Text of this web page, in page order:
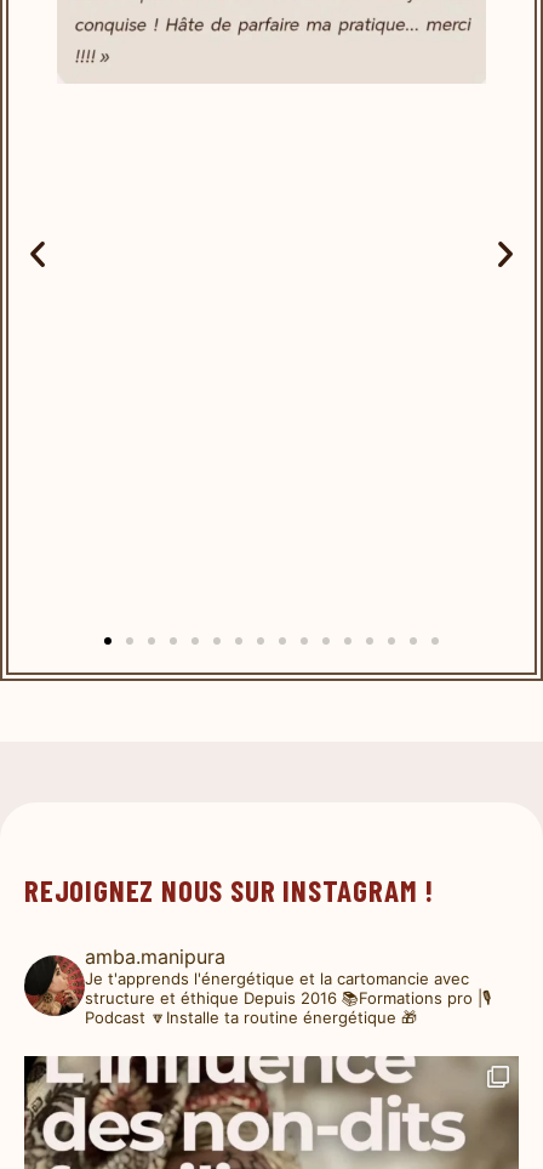
REJOIGNEZ NOUS SUR INSTAGRAM !
amba.manipura
Je t'apprends l'énergétique et la cartomancie avec
structure et éthique Depuis 2016 📚Formations pro |🎙️
Podcast 🔽Installe ta routine énergétique 🎁